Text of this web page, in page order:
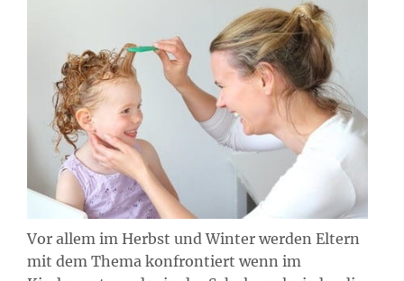
Vor allem im Herbst und Winter werden Eltern
mit dem Thema konfrontiert wenn im